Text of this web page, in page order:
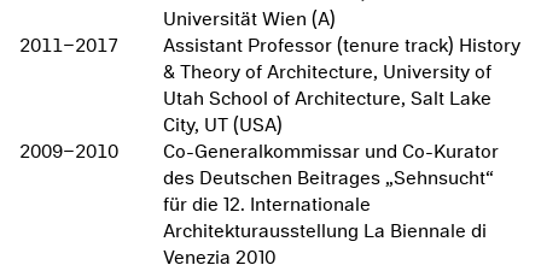
Universität Wien (A)
2011–2017
Assistant Professor (tenure track) History
& Theory of Architecture, University of
Utah School of Architecture, Salt Lake
City, UT (USA)
2009–2010
Co-Generalkommissar und Co-Kurator
des Deutschen Beitrages „Sehnsucht“
für die 12. Internationale
Architekturausstellung La Biennale di
Venezia 2010